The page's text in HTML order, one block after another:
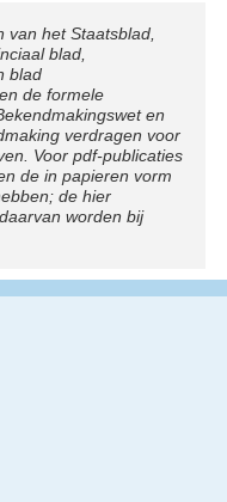
van het Staatsblad,
blad,
blad
de formele
en
verdragen voor
Voor pdf-publicaties
de in papieren vorm
de hier
worden bij